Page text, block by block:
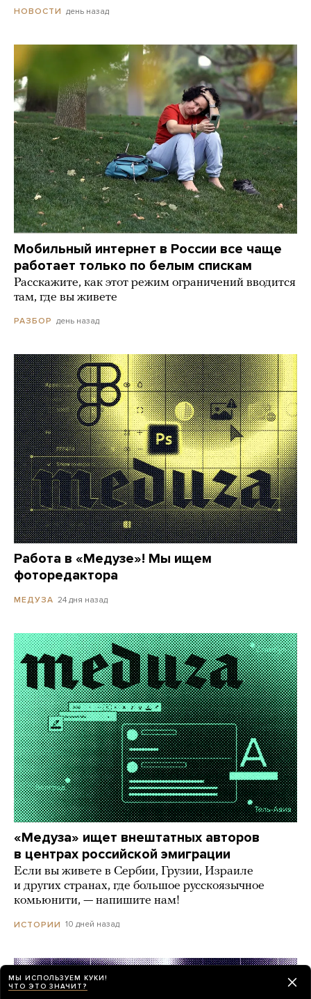
НОВОСТИ день назад
Мобильный интернет в России все чаще
работает только по белым спискам
Расскажите, как этот режим ограничений вводится
там, где вы живете
РАЗБОР день назад
Работа в «Медузе»! Мы ищем
фоторедактора
МЕДУЗА 24 дня назад
«Медуза» ищет внештатных авторов
в центрах российской эмиграции
Если вы живете в Сербии, Грузии, Израиле
и других странах, где большое русскоязычное
комьюнити, — напишите нам!
ИСТОРИИ 10 дней назад
МЫ ИСПОЛЬЗУЕМ КУКИ!
ЧТО ЭТО ЗНАЧИТ?